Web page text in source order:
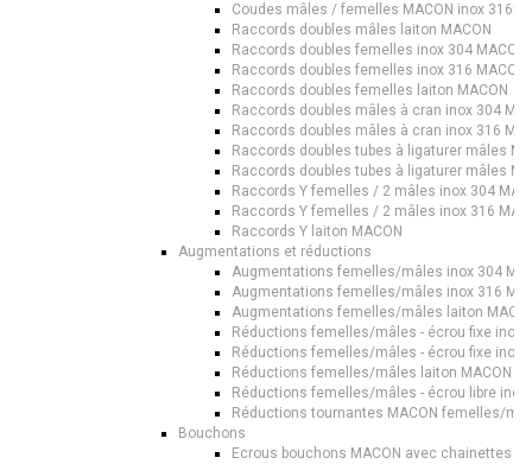
Coudes mâles / femelles MACON inox 316L
Raccords doubles mâles laiton MACON
Raccords doubles femelles inox 304 MACON
Raccords doubles femelles inox 316 MACON
Raccords doubles femelles laiton MACON
Raccords doubles mâles à cran inox 304
Raccords doubles mâles à cran inox 316
Raccords doubles tubes à ligaturer mâles
Raccords doubles tubes à ligaturer mâles
Raccords Y femelles / 2 mâles inox 304
Raccords Y femelles / 2 mâles inox 316
Raccords Y laiton MACON
Augmentations et réductions
Augmentations femelles/mâles inox 304
Augmentations femelles/mâles inox 316
Augmentations femelles/mâles laiton
Réductions femelles/mâles - écrou fixe inox
Réductions femelles/mâles - écrou fixe inox
Réductions femelles/mâles laiton MACON
Réductions femelles/mâles - écrou libre inox
Réductions tournantes MACON femelles/
Bouchons
Ecrous bouchons MACON avec chainettes à